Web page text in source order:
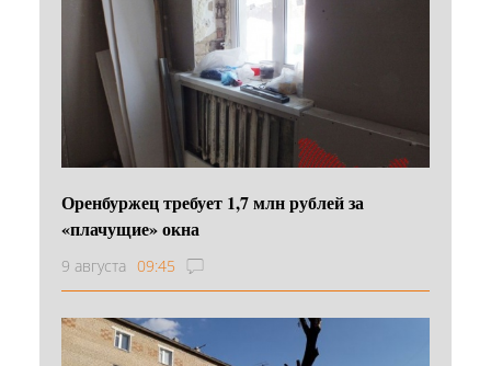
Оренбуржец требует 1,7 млн рублей за
«плачущие» окна
9 августа 09:45